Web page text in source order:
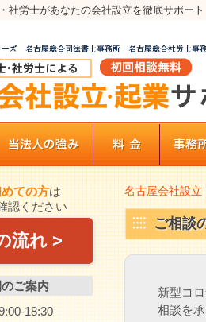
社労士があなたの会社設立を徹底サポート
名古屋会社設
ご相談
新型コ
相談を承
ての方は
認ください
流れ >
ご案内
18:30